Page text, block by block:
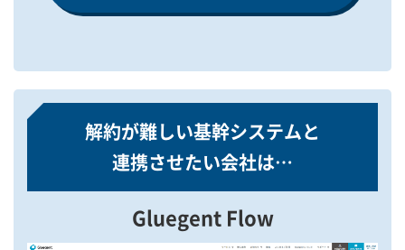
解約が難しい基幹システムと
連携させたい会社は…
Gluegent Flow